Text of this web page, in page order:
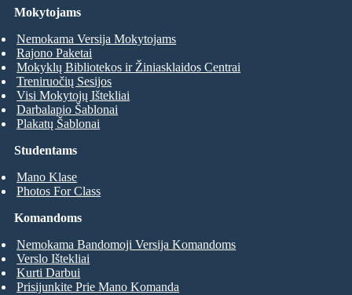
Studentams
Mano Klase
Photos For Class
Mokytojams
Nemokama Versija Mokytojams
Rajono Paketai
Mokyklų Bibliotekos ir Žiniasklaidos Centrai
Treniruočių Sesijos
Visi Mokytojų Ištekliai
Darbalapio Šablonai
Plakatų Šablonai
Komandoms
Nemokama Bandomoji Versija Komandoms
Verslo Ištekliai
Kurti Darbui
Prisijunkite Prie Mano Komanda